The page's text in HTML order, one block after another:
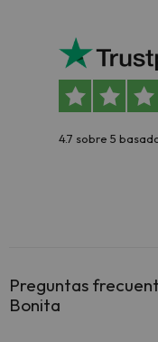
4.7 sobre 5
Preguntas
Bonita